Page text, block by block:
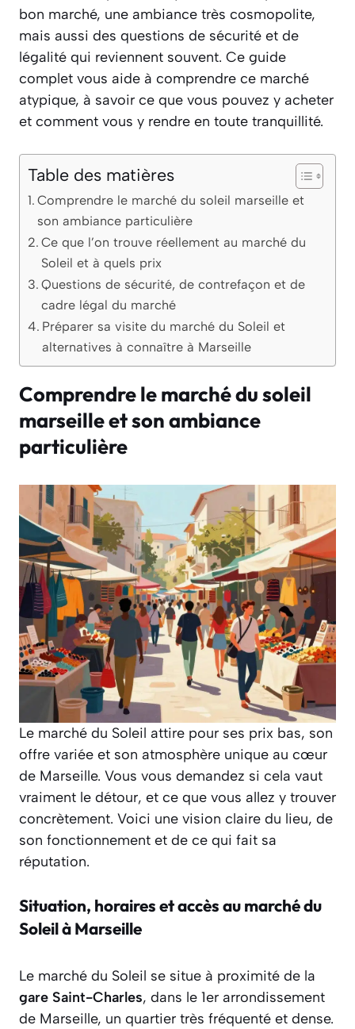
bon marché, une ambiance très cosmopolite,
mais aussi des questions de sécurité et de
légalité qui reviennent souvent. Ce guide
complet vous aide à comprendre ce marché
atypique, à savoir ce que vous pouvez y acheter
et comment vous y rendre en toute tranquillité.
Table des matières
Comprendre le marché du soleil marseille et
son ambiance particulière
Ce que l’on trouve réellement au marché du
Soleil et à quels prix
Questions de sécurité, de contrefaçon et de
cadre légal du marché
Préparer sa visite du marché du Soleil et
alternatives à connaître à Marseille
Comprendre le marché du soleil
marseille et son ambiance
particulière
Le marché du Soleil attire pour ses prix bas, son
offre variée et son atmosphère unique au cœur
de Marseille. Vous vous demandez si cela vaut
vraiment le détour, et ce que vous allez y trouver
concrètement. Voici une vision claire du lieu, de
son fonctionnement et de ce qui fait sa
réputation.
Situation, horaires et accès au marché du
Soleil à Marseille
Le marché du Soleil se situe à proximité de la
gare Saint-Charles, dans le 1er arrondissement
de Marseille, un quartier très fréquenté et dense.